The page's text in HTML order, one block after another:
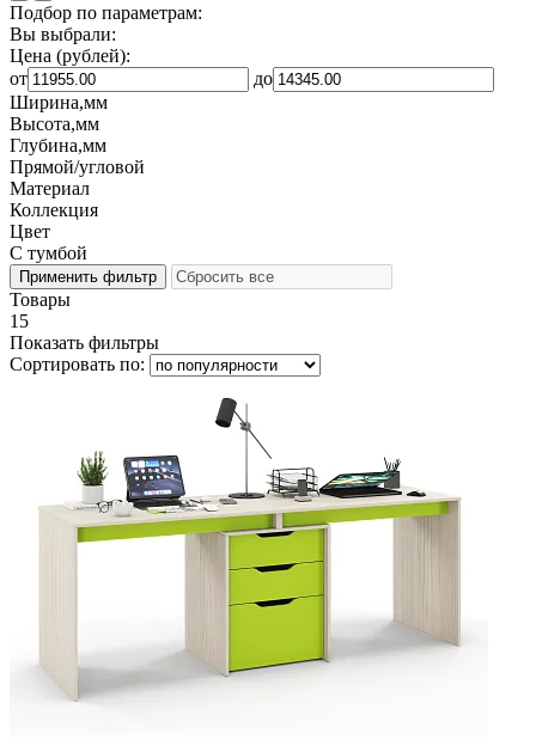
Подбор по параметрам:
Вы выбрали:
Цена (рублей):
от
до
Ширина,мм
Высота,мм
Глубина,мм
Прямой/угловой
Материал
Коллекция
Цвет
С тумбой
Товары
15
Показать фильтры
Сортировать по: